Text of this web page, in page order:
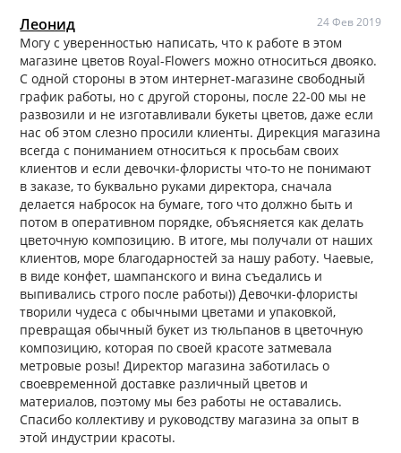
Леонид 24 Фев 2019
Могу с уверенностью написать, что к работе в этом
магазине цветов Royal-Flowers можно относиться двояко.
С одной стороны в этом интернет-магазине свободный
график работы, но с другой стороны, после 22-00 мы не
развозили и не изготавливали букеты цветов, даже если
нас об этом слезно просили клиенты. Дирекция магазина
всегда с пониманием относиться к просьбам своих
клиентов и если девочки-флористы что-то не понимают
в заказе, то буквально руками директора, сначала
делается набросок на бумаге, того что должно быть и
потом в оперативном порядке, объясняется как делать
цветочную композицию. В итоге, мы получали от наших
клиентов, море благодарностей за нашу работу. Чаевые,
в виде конфет, шампанского и вина съедались и
выпивались строго после работы)) Девочки-флористы
творили чудеса с обычными цветами и упаковкой,
превращая обычный букет из тюльпанов в цветочную
композицию, которая по своей красоте затмевала
метровые розы! Директор магазина заботилась о
своевременной доставке различный цветов и
материалов, поэтому мы без работы не оставались.
Спасибо коллективу и руководству магазина за опыт в
этой индустрии красоты.